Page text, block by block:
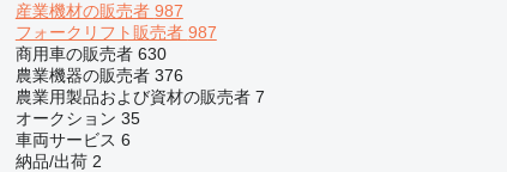
産業機材の販売者 987
フォークリフト販売者 987
商用車の販売者 630
農業機器の販売者 376
農業用製品および資材の販売者 7
オークション 35
車両サービス 6
納品/出荷 2